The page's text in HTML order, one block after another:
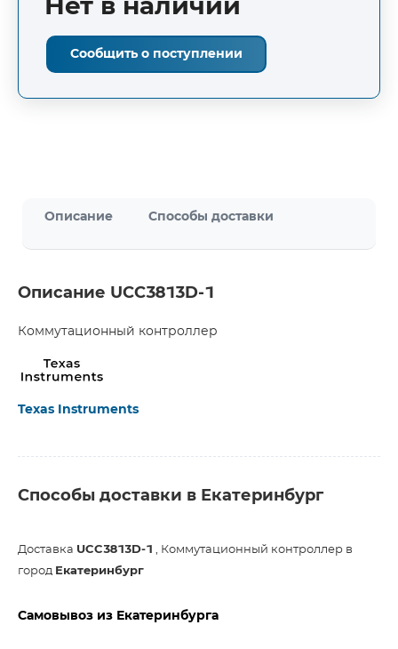
Нет в наличии
Сообщить о поступлении
Описание Способы доставки
Описание UCC3813D-1
Коммутационный контроллер
Texas Instruments
Способы доставки в Екатеринбург
Доставка UCC3813D-1 , Коммутационный контроллер в
город Екатеринбург
Самовывоз из Екатеринбурга